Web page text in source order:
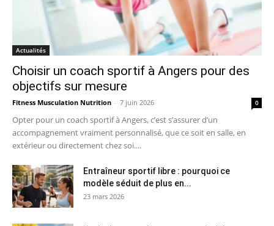
Actualités
Choisir un coach sportif à Angers pour des
objectifs sur mesure
Fitness Musculation Nutrition - 7 juin 2026 0
Opter pour un coach sportif à Angers, c’est s’assurer d’un
accompagnement vraiment personnalisé, que ce soit en salle, en
extérieur ou directement chez soi....
Entraîneur sportif libre : pourquoi ce
modèle séduit de plus en...
23 mars 2026